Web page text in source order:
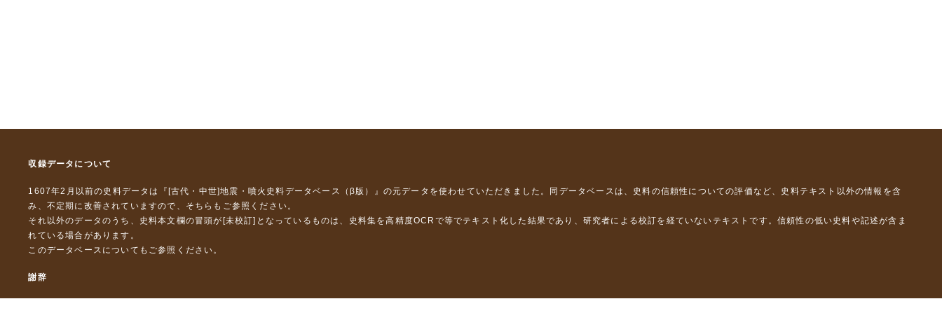
収録データについて
1607年2月以前の史料データは『 [古代・中世]地震・噴火史料データベース（β版）』 の元データを使わせていただきました。同データベースは、史料の信頼性についての評価など、史料テキスト以外の情報を含
み、不定期に改善されていますので、 そちら もご参照ください。
それ以外のデータのうち、史料本文欄の冒頭が[未校訂]となっているものは、史料集を高精度OCRで等でテキスト化した結果であり、研究者による校訂を経ていないテキストです。信頼性の低い史料や記述が含ま
れている場合があります。
このデータベースについて もご参照ください。
謝辞